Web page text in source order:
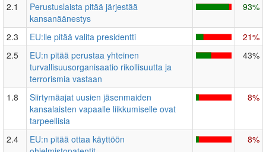
2.1
Perustuslaista pitää järjestää
kansanäänestys
93%
2.3 EU:lle pitää valita presidentti
21%
2.5
EU:n pitää perustaa yhteinen
turvallisuusorganisaatio rikollisuutta ja
terrorismia vastaan
43%
1.8
Siirtymäajat uusien jäsenmaiden
kansalaisten vapaalle liikkumiselle ovat
tarpeellisia
8%
2.4
EU:n pitää ottaa käyttöön
8%